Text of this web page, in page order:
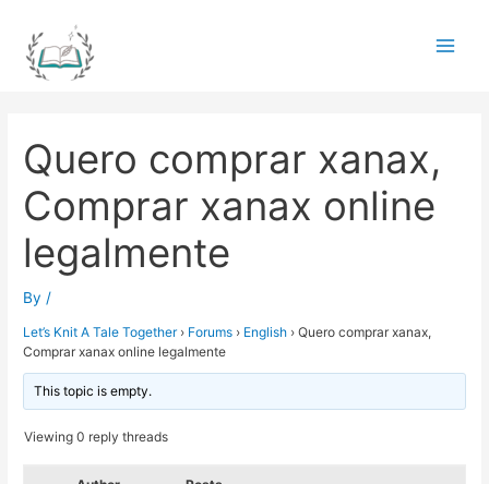
content
Quero comprar xanax,
Comprar xanax online
legalmente
By /
Let’s Knit A Tale Together › Forums › English › Quero comprar xanax,
Comprar xanax online legalmente
This topic is empty.
Viewing 0 reply threads